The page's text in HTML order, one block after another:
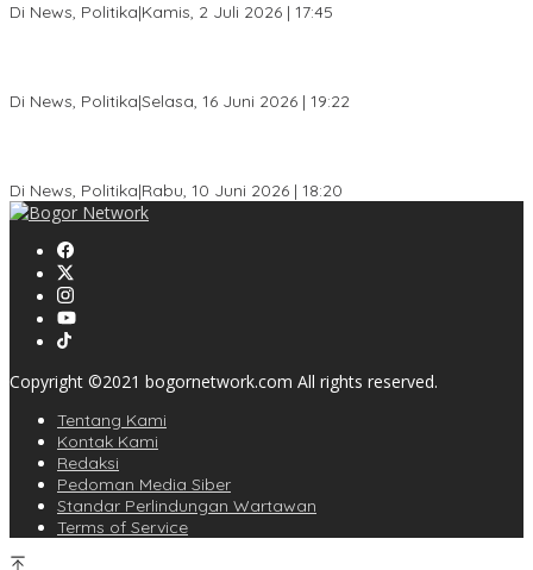
Di News, Politika|Kamis, 2 Juli 2026 | 17:45
Di News, Politika|Selasa, 16 Juni 2026 | 19:22
Di News, Politika|Rabu, 10 Juni 2026 | 18:20
Copyright ©2021 bogornetwork.com All rights reserved.
Tentang Kami
Kontak Kami
Redaksi
Pedoman Media Siber
Standar Perlindungan Wartawan
Terms of Service